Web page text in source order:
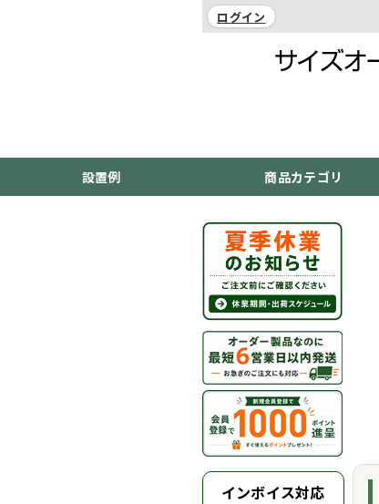
ログイン
設置例 商品カテゴリ
インボイス対応